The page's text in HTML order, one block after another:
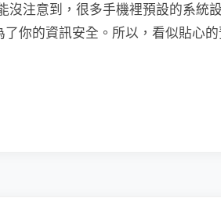
沒注意到，很多手機裡預設的系統
了你的資訊安全。所以，看似貼心